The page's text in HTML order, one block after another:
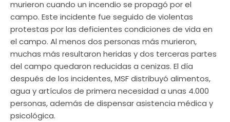
murieron cuando un incendio se propagó por el
campo. Este incidente fue seguido de violentas
protestas por las deficientes condiciones de vida en
el campo. Al menos dos personas más murieron,
muchas más resultaron heridas y dos terceras partes
del campo quedaron reducidas a cenizas. El día
después de los incidentes, MSF distribuyó alimentos,
agua y artículos de primera necesidad a unas 4.000
personas, además de dispensar asistencia médica y
psicológica.